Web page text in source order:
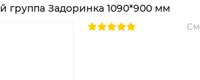
Задоринка 1090*900 мм